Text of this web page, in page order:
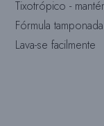
Tixotrópico -
Fórmula tamponada
Lava-se facilmente